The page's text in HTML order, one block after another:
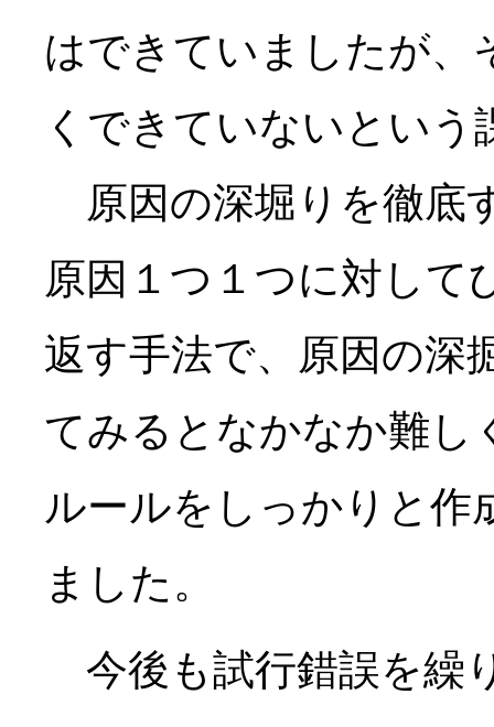
はできていましたが、
くできていないとい
原因の深堀りを徹底
原因１つ１つに対して
返す手法で、原因の深
てみるとなかなか難し
ルールをしっかりと作
ました。
今後も試行錯誤を繰